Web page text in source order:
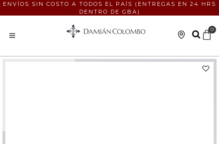
ENVÍOS SIN COSTO A TODOS EL PAÍS (ENTREGAS EN 24 HRS
DENTRO DE GBA)
0